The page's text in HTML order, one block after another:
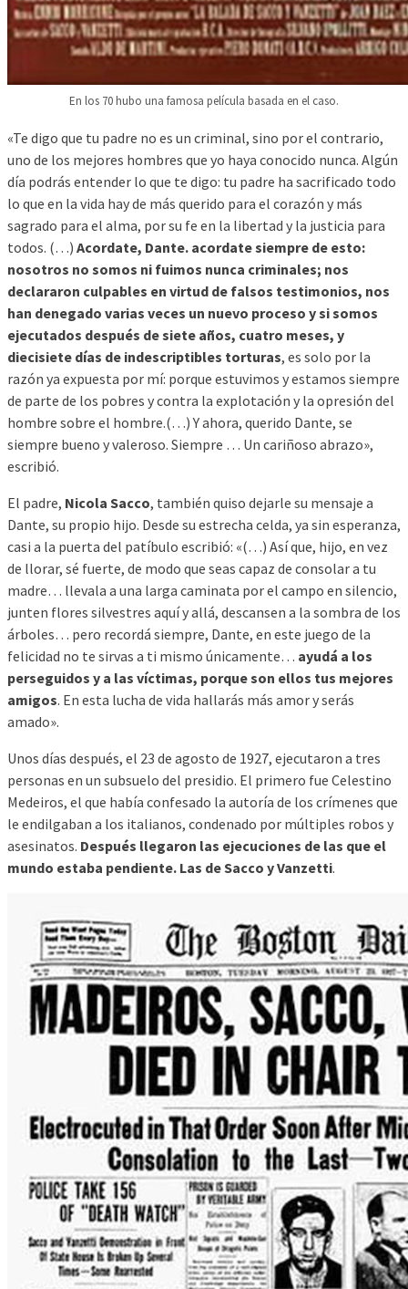
En los 70 hubo una famosa película basada en el caso.
«Te digo que tu padre no es un criminal, sino por el contrario,
uno de los mejores hombres que yo haya conocido nunca. Algún
día podrás entender lo que te digo: tu padre ha sacrificado todo
lo que en la vida hay de más querido para el corazón y más
sagrado para el alma, por su fe en la libertad y la justicia para
todos. (…) Acordate, Dante. acordate siempre de esto:
nosotros no somos ni fuimos nunca criminales; nos
declararon culpables en virtud de falsos testimonios, nos
han denegado varias veces un nuevo proceso y si somos
ejecutados después de siete años, cuatro meses, y
diecisiete días de indescriptibles torturas, es solo por la
razón ya expuesta por mí: porque estuvimos y estamos siempre
de parte de los pobres y contra la explotación y la opresión del
hombre sobre el hombre.(…) Y ahora, querido Dante, se
siempre bueno y valeroso. Siempre … Un cariñoso abrazo»,
escribió.
El padre, Nicola Sacco, también quiso dejarle su mensaje a
Dante, su propio hijo. Desde su estrecha celda, ya sin esperanza,
casi a la puerta del patíbulo escribió: «(…) Así que, hijo, en vez
de llorar, sé fuerte, de modo que seas capaz de consolar a tu
madre… llevala a una larga caminata por el campo en silencio,
junten flores silvestres aquí y allá, descansen a la sombra de los
árboles… pero recordá siempre, Dante, en este juego de la
felicidad no te sirvas a ti mismo únicamente… ayudá a los
perseguidos y a las víctimas, porque son ellos tus mejores
amigos. En esta lucha de vida hallarás más amor y serás
amado».
Unos días después, el 23 de agosto de 1927, ejecutaron a tres
personas en un subsuelo del presidio. El primero fue Celestino
Medeiros, el que había confesado la autoría de los crímenes que
le endilgaban a los italianos, condenado por múltiples robos y
asesinatos. Después llegaron las ejecuciones de las que el
mundo estaba pendiente. Las de Sacco y Vanzetti.